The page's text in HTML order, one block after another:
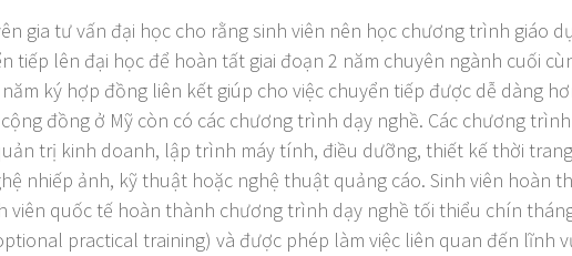
gia tư vấn đại học cho rằng sinh viên nên học chương trình giáo
tiếp lên đại học để hoàn tất giai đoạn 2 năm chuyên ngành cuối
ký hợp đồng liên kết giúp cho việc chuyển tiếp được dễ dàng
đồng ở Mỹ còn có các chương trình dạy nghề. Các chương
trị kinh doanh, lập trình máy tính, điều dưỡng, thiết kế thời
nhiếp ảnh, kỹ thuật hoặc nghệ thuật quảng cáo. Sinh viên hoàn
viên quốc tế hoàn thành chương trình dạy nghề tối thiểu chín
practical training) và được phép làm việc liên quan đến lĩnh